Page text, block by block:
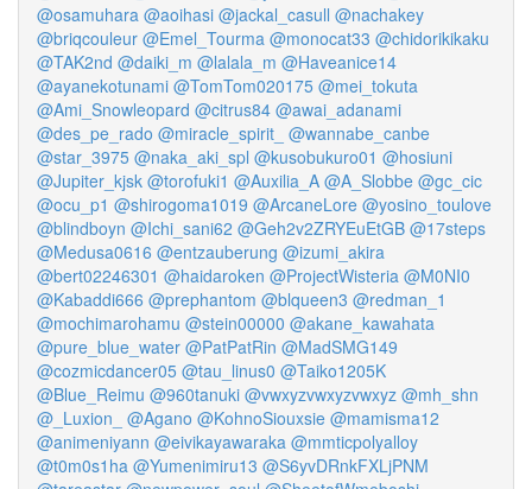
@osamuhara @aoihasi @jackal_casull @nachakey
@briqcouleur @Emel_Tourma @monocat33 @chidorikikaku
@TAK2nd @daiki_m @lalala_m @Haveanice14
@ayanekotunami @TomTom020175 @mei_tokuta
@Ami_Snowleopard @citrus84 @awai_adanami
@des_pe_rado @miracle_spirit_ @wannabe_canbe
@star_3975 @naka_aki_spl @kusobukuro01 @hosiuni
@Jupiter_kjsk @torofuki1 @Auxilia_A @A_Slobbe @gc_cic
@ocu_p1 @shirogoma1019 @ArcaneLore @yosino_toulove
@blindboyn @Ichi_sani62 @Geh2v2ZRYEuEtGB @17steps
@Medusa0616 @entzauberung @izumi_akira
@bert02246301 @haidaroken @ProjectWisteria @M0NI0
@Kabaddi666 @prephantom @blqueen3 @redman_1
@mochimarohamu @stein00000 @akane_kawahata
@pure_blue_water @PatPatRin @MadSMG149
@cozmicdancer05 @tau_linus0 @Taiko1205K
@Blue_Reimu @960tanuki @vwxyzvwxyzvwxyz @mh_shn
@_Luxion_
@Agano @KohnoSiouxsie @mamisma12
@animeniyann @eivikayawaraka @mmticpolyalloy
@t0m0s1ha @Yumenimiru13 @S6yvDRnkFXLjPNM